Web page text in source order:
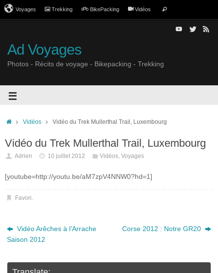
Voyages Trekking BikePacking Vidéos
Ad Voyages
Photos - Récits de voyage - Bikepacking - Trekking
Vidéos Vidéo du Trek Mullerthal Trail, Luxembourg
Vidéo du Trek Mullerthal Trail, Luxembourg
Adrien 10 juillet 2012 Vidéos, Voyages
[youtube=http://youtu.be/aM7zpV4NNW0?hd=1]
Favori
Vidéo Arêches à l’Arrache
Saison 2012
Corse 2012 : Notre GR20